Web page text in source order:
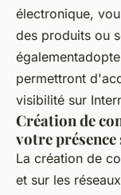
électronique,
des produits ou
permettront
visibilité sur
Création de
votre
La création de
et sur les